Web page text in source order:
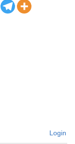
Login